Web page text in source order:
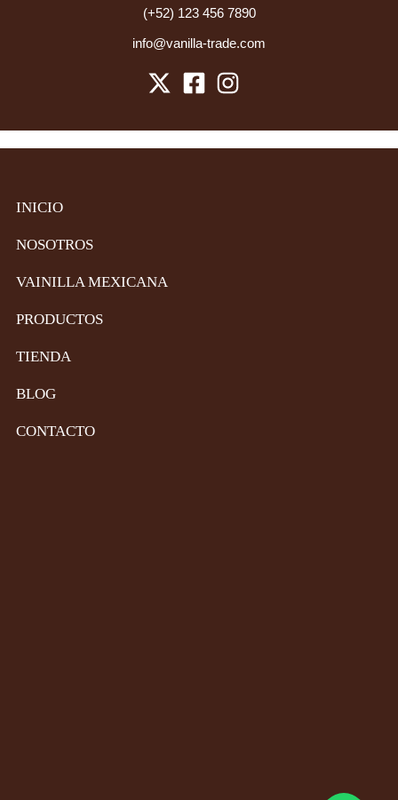
(+52) 123 456 7890
info@vanilla-trade.com
INICIO
NOSOTROS
VAINILLA MEXICANA
PRODUCTOS
TIENDA
BLOG
CONTACTO